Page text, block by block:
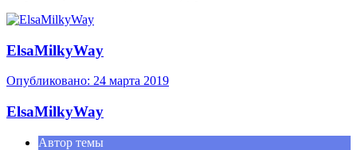
ElsaMilkyWay
Опубликовано: 24 марта 2019
ElsaMilkyWay
Автор темы